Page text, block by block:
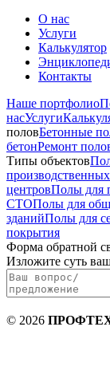
О нас
Услуги
Калькулятор
Контакты
Наше портфолио
насУслуги
половБетонные
бетонРемонт
Типы объектов
центровПолы для
СТОПолы для
зданийПолы для
покрытия
Форма обратной
Изложите суть
© 2026